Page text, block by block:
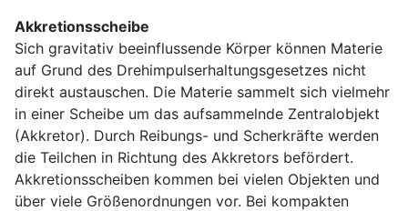
Akkretionsscheibe
Sich gravitativ beeinflussende Körper können Materie
auf Grund des Drehimpulserhaltungsgesetzes nicht
direkt austauschen. Die Materie sammelt sich vielmehr
in einer Scheibe um das aufsammelnde Zentralobjekt
(Akkretor). Durch Reibungs- und Scherkräfte werden
die Teilchen in Richtung des Akkretors befördert.
Akkretionsscheiben kommen bei vielen Objekten und
über viele Größenordnungen vor. Bei kompakten